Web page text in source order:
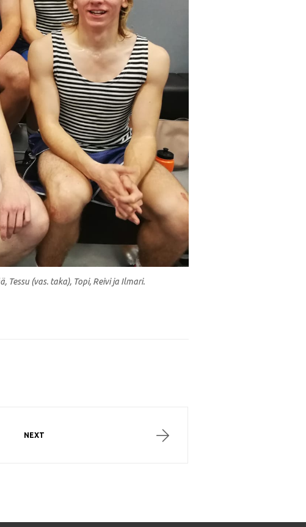
(vas. taka), Topi, Reivi ja Ilmari.
NEXT